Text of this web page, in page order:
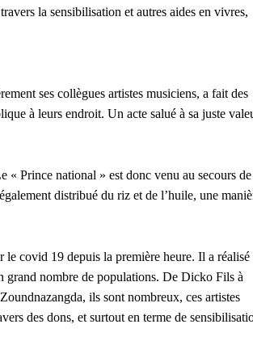
la sensibilisation et autres aides en vivres,
ses collègues artistes musiciens, a fait des
à leurs endroit. Un acte salué à sa juste
Prince national » est donc venu au secours de
distribué du riz et de l’huile, une
covid 19 depuis la première heure. Il a réalisé
grand nombre de populations. De Dicko Fils à
ils sont nombreux, ces artistes
des dons, et surtout en terme de